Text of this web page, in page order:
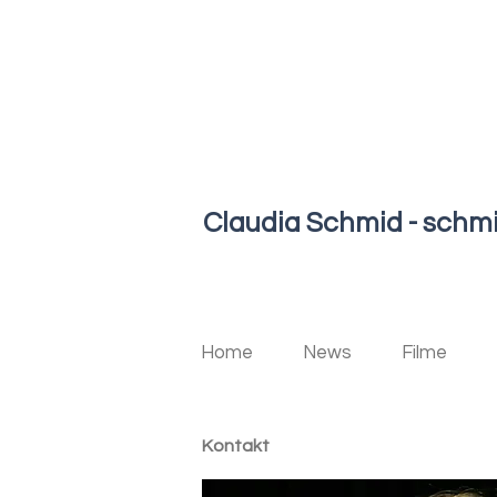
Claudia Schmid -
Home News Filme
Kontakt